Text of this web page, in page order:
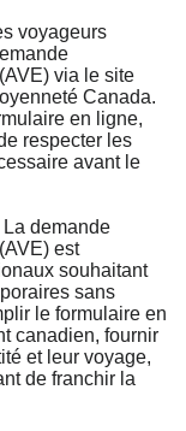
voyageurs
via le site
Canada.
en ligne,
respecter les
avant le
demande
est
souhaitant
sans
le formulaire en
canadien, fournir
et leur voyage,
de franchir la